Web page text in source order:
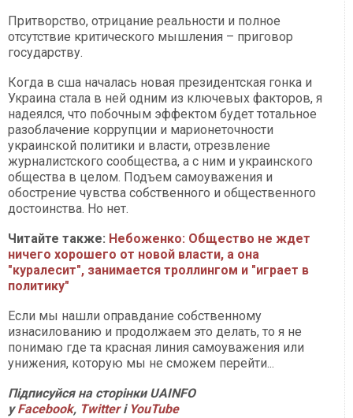
Притворство, отрицание реальности и полное
отсутствие критического мышления – приговор
государству.
Когда в сша началась новая президентская гонка и
Украина стала в ней одним из ключевых факторов, я
надеялся, что побочным эффектом будет тотальное
разоблачение коррупции и марионеточности
украинской политики и власти, отрезвление
журналистского сообщества, а с ним и украинского
общества в целом. Подъем самоуважения и
обострение чувства собственного и общественного
достоинства. Но нет.
Читайте также: Небоженко: Общество не ждет
ничего хорошего от новой власти, а она
"куралесит", занимается троллингом и "играет в
политику"
Если мы нашли оправдание собственному
изнасилованию и продолжаем это делать, то я не
понимаю где та красная линия самоуважения или
унижения, которую мы не сможем перейти...
Підписуйся на сторінки UAINFO
уFacebook, Twitter і YouTube